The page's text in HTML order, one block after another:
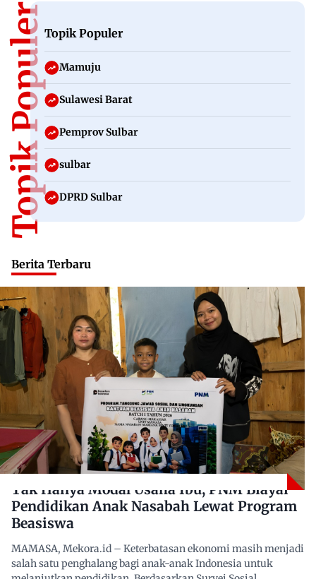
Topik PopulerTopik Populer
Mamuju
Sulawesi Barat
Pemprov Sulbar
sulbar
DPRD Sulbar
Berita Terbaru
Tak Hanya Modal Usaha Ibu, PNM Biayai
Pendidikan Anak Nasabah Lewat Program
Beasiswa
MAMASA, Mekora.id – Keterbatasan ekonomi masih menjadi
salah satu penghalang bagi anak-anak Indonesia untuk